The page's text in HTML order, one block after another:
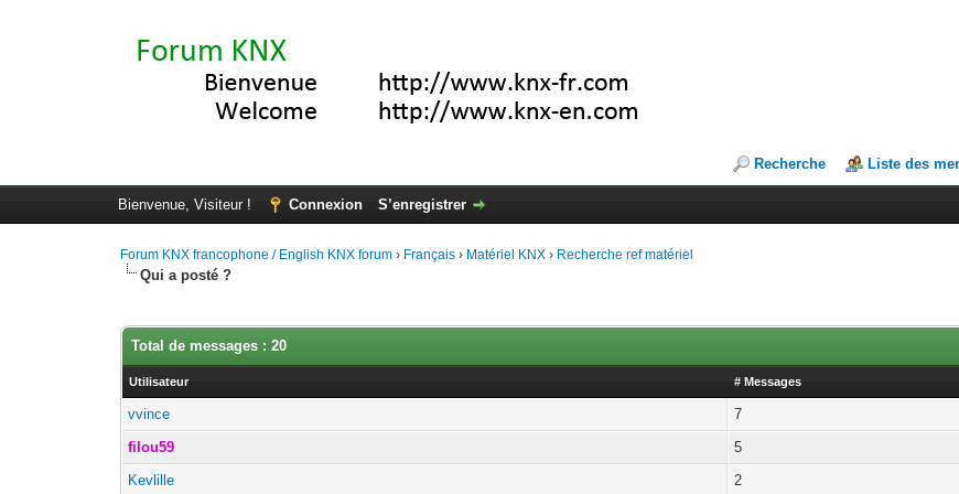
Recherche Liste des
Bienvenue, Visiteur ! Connexion S’enregistrer
Forum KNX francophone / English KNX forum › Français › Matériel KNX › Recherche ref matériel
Qui a posté ?
Total de messages : 20
Utilisateur # Messages
vvince
7
filou59
5
Kevlille
2